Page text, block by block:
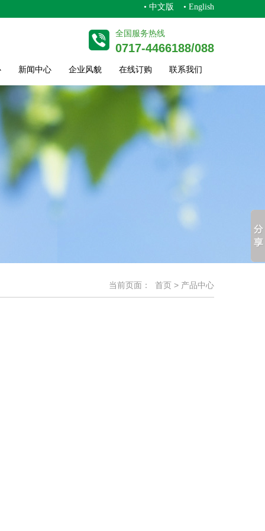
• 中文版 • English
全国服务热线
0717-4466188/088
新闻中心 企业风貌 在线订购 联系我们
当前页面： 首页> 产品中心